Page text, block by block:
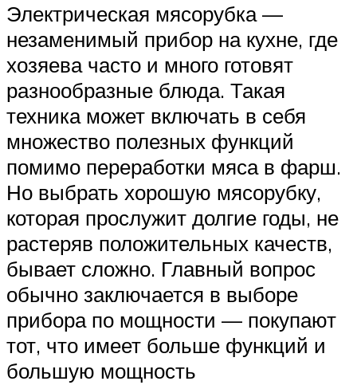
Электрическая мясорубка —
незаменимый прибор на кухне, где
хозяева часто и много готовят
разнообразные блюда. Такая
техника может включать в себя
множество полезных функций
помимо переработки мяса в фарш.
Но выбрать хорошую мясорубку,
которая прослужит долгие годы, не
растеряв положительных качеств,
бывает сложно. Главный вопрос
обычно заключается в выборе
прибора по мощности — покупают
тот, что имеет больше функций и
большую мощность